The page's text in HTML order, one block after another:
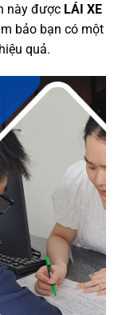
này được LÁI XE
bảo bạn có một
quả.